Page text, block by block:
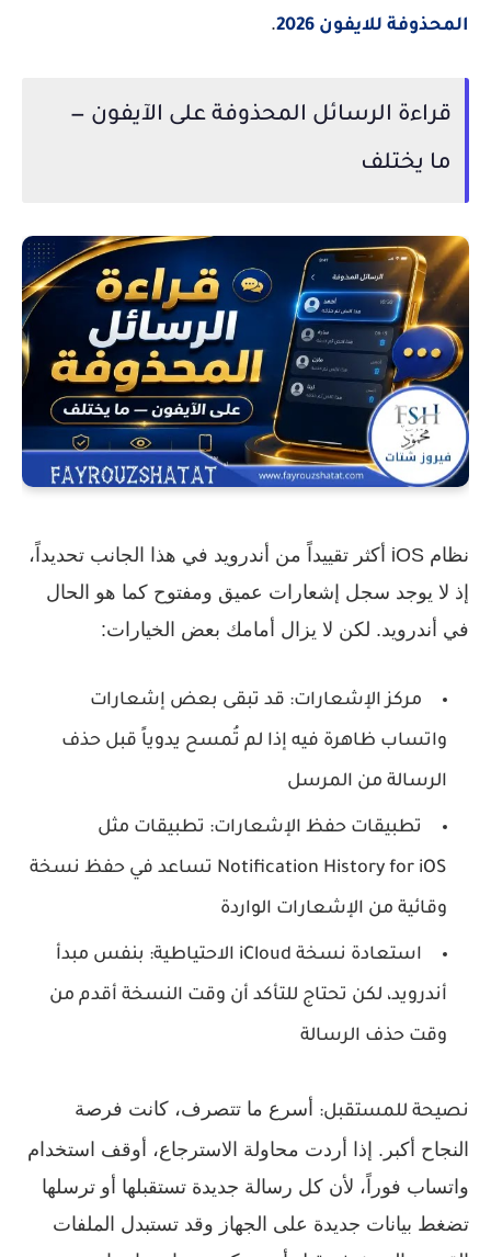
المحذوفة للايفون 2026 .
قراءة الرسائل المحذوفة على الآيفون —
ما يختلف
نظام iOS أكثر تقييداً من أندرويد في هذا الجانب تحديداً،
إذ لا يوجد سجل إشعارات عميق ومفتوح كما هو الحال
في أندرويد. لكن لا يزال أمامك بعض الخيارات:
مركز الإشعارات: قد تبقى بعض إشعارات
واتساب ظاهرة فيه إذا لم تُمسح يدوياً قبل حذف
الرسالة من المرسل
تطبيقات حفظ الإشعارات: تطبيقات مثل
Notification History for iOS تساعد في حفظ نسخة
وقائية من الإشعارات الواردة
استعادة نسخة iCloud الاحتياطية: بنفس مبدأ
أندرويد، لكن تحتاج للتأكد أن وقت النسخة أقدم من
وقت حذف الرسالة
نصيحة للمستقبل:
أسرع ما تتصرف، كانت فرصة
النجاح أكبر. إذا أردت محاولة الاسترجاع، أوقف استخدام
واتساب فوراً، لأن كل رسالة جديدة تستقبلها أو ترسلها
تضغط بيانات جديدة على الجهاز وقد تستبدل الملفات